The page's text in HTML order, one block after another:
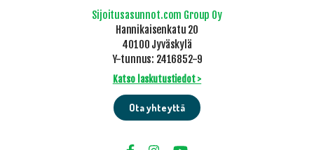
Sijoitusasunnot.com Group Oy
Hannikaisenkatu 20
40100 Jyväskylä
Y-tunnus: 2416852-9
Katso laskutustiedot >
Ota yhteyttä